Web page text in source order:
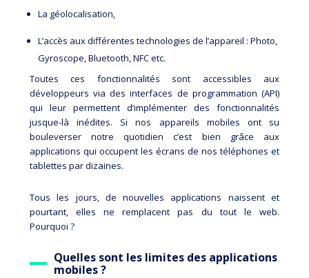
La géolocalisation,
L’accès aux différentes technologies de l’appareil : Photo,
Gyroscope, Bluetooth, NFC etc.
Toutes ces fonctionnalités sont accessibles aux
développeurs via des interfaces de programmation (API)
qui leur permettent d’implémenter des fonctionnalités
jusque-là inédites. Si nos appareils mobiles ont su
bouleverser notre quotidien c’est bien grâce aux
applications qui occupent les écrans de nos téléphones et
tablettes par dizaines.
Tous les jours, de nouvelles applications naissent et
pourtant, elles ne remplacent pas du tout le web.
Pourquoi ?
Quelles sont les limites des applications
mobiles ?